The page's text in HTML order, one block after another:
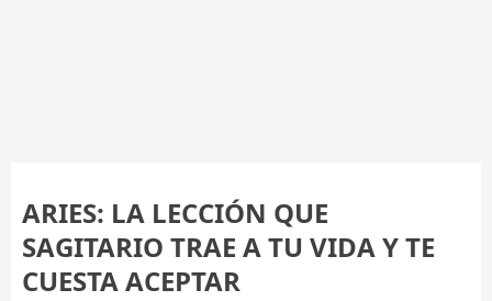
ARIES: LA LECCIÓN QUE
SAGITARIO TRAE A TU VIDA Y TE
CUESTA ACEPTAR